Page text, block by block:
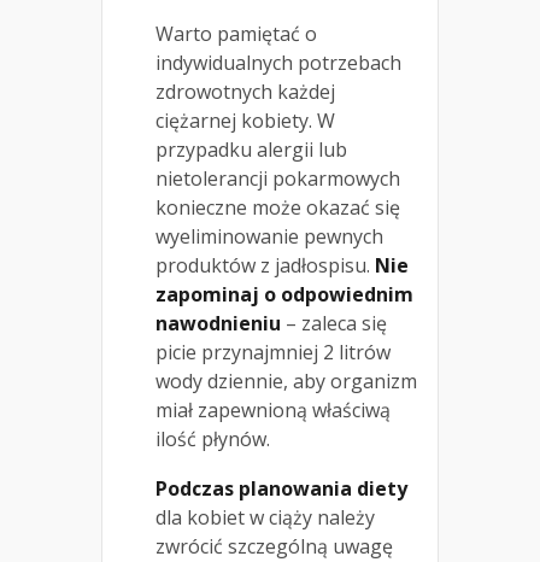
Warto pamiętać o
indywidualnych potrzebach
zdrowotnych każdej
ciężarnej kobiety. W
przypadku alergii lub
nietolerancji pokarmowych
konieczne może okazać się
wyeliminowanie pewnych
produktów z jadłospisu. Nie
zapominaj o odpowiednim
nawodnieniu – zaleca się
picie przynajmniej 2 litrów
wody dziennie, aby organizm
miał zapewnioną właściwą
ilość płynów.
Podczas planowania diety
dla kobiet w ciąży należy
zwrócić szczególną uwagę